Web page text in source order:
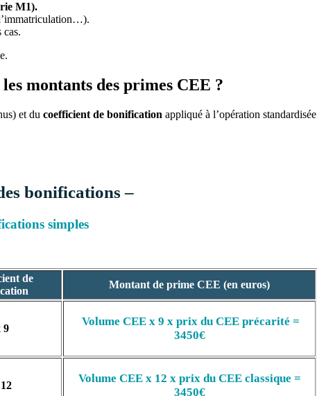
M1).
cas.
montants des primes CEE ?
et du coefficient de bonification appliqué à l’opération standardisée
bonifications –
simples
de
Montant de prime CEE (en euros)
9
Volume CEE x 9 x prix du CEE précarité =
3450€
Volume CEE x 12 x prix du CEE classique =
3450€